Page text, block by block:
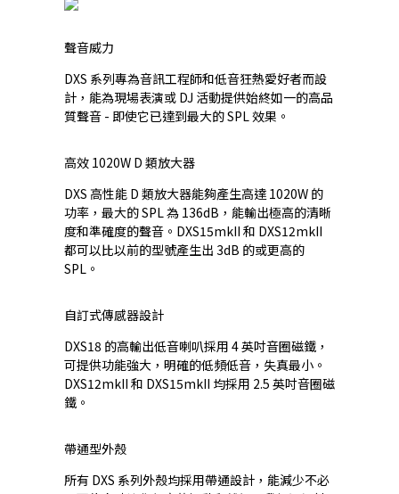
聲音威力
DXS 系列專為音訊工程師和低音狂熱愛好者而設
計，能為現場表演或 DJ 活動提供始終如一的高品
質聲音 - 即使它已達到最大的 SPL 效果。
高效 1020W D 類放大器
DXS 高性能 D 類放大器能夠產生高達 1020W 的
功率，最大的 SPL 為 136dB，能輸出極高的清晰
度和準確度的聲音。DXS15mkII 和 DXS12mkII
都可以比以前的型號產生出 3dB 的或更高的
SPL。
自訂式傳感器設計
DXS18 的高輸出低音喇叭採用 4 英吋音圈磁鐵，
可提供功能強大，明確的低頻低音，失真最小。
DXS12mkII 和 DXS15mkII 均採用 2.5 英吋音圈磁
鐵。
帶通型外殼
所有 DXS 系列外殼均採用帶通設計，能減少不必